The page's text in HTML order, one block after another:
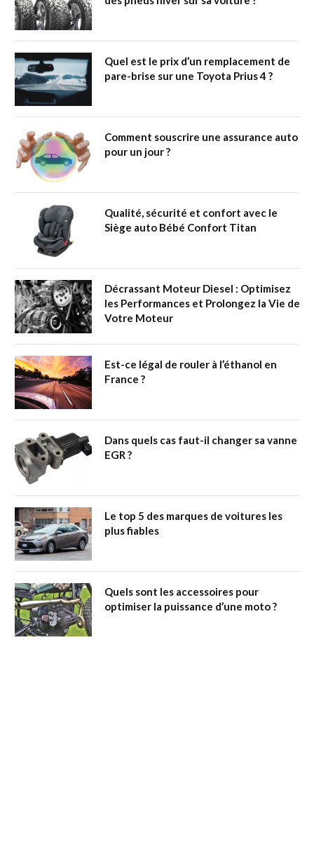
Quel est le prix d’un remplacement de
pare-brise sur une Toyota Prius 4 ?
Comment souscrire une assurance auto
pour un jour ?
Qualité, sécurité et confort avec le
Siège auto Bébé Confort Titan
Décrassant Moteur Diesel : Optimisez
les Performances et Prolongez la Vie de
Votre Moteur
Est-ce légal de rouler à l’éthanol en
France ?
Dans quels cas faut-il changer sa vanne
EGR ?
Le top 5 des marques de voitures les
plus fiables
Quels sont les accessoires pour
optimiser la puissance d’une moto ?